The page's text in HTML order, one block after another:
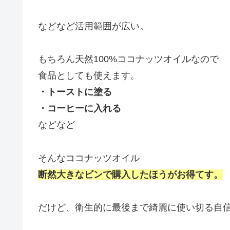
などなど活用範囲が広い。
もちろん天然100%ココナッツオイルなので
食品としても使えます。
・トーストに塗る
・コーヒーに入れる
などなど
そんなココナッツオイル
断然大きなビンで購入したほうがお得てす。
だけど、衛生的に最後まで綺麗に使い切る自